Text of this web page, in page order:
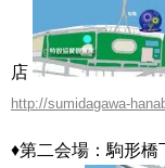
店
http://sumidagawa-
♦第二会場：駒形橋